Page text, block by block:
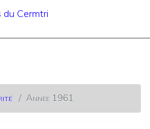
du Cermtri
Année 1961